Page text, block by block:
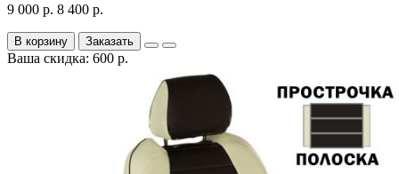
9 000 р. 8 400 р.
В корзину Заказать
Ваша скидка: 600 р.